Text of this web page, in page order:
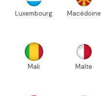
Luxembourg Macédoine
Mali Malte